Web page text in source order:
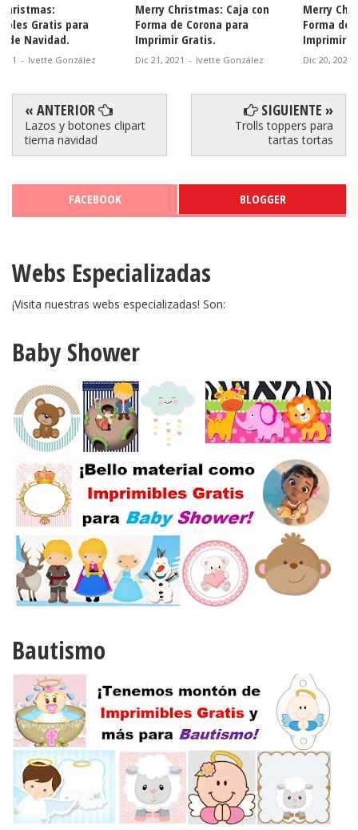
Merry Christmas: Caja con
Forma de Corona para
Imprimir Gratis.
Dic 21, 2021 - Ivette González
Merry Christmas: Caja con
Forma de Tocador para
Imprimir Gratis.
Dic 20, 2021 - Ivette González
« ANTERIOR
Lazos y botones clipart
tierna navidad
SIGUIENTE »
Trolls toppers para
tartas tortas
FACEBOOK BLOGGER
Webs Especializadas
¡Visita nuestras webs especializadas! Son:
Baby Shower
Bautismo